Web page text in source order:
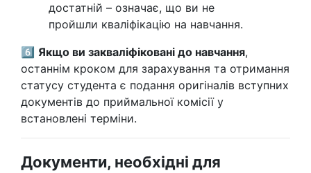
достатній – означає, що ви не
пройшли кваліфікацію на навчання.
6️⃣ Якщо ви закваліфіковані до навчання,
останнім кроком для зарахування та отримання
статусу студента є подання оригіналів вступних
документів до приймальної комісії у
встановлені терміни.
Документи, необхідні для